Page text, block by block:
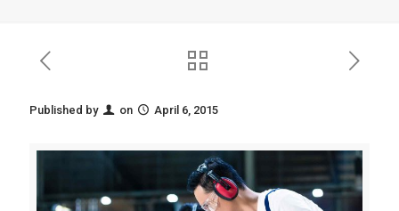
Published by on April 6, 2015